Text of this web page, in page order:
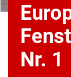
Nr. 1